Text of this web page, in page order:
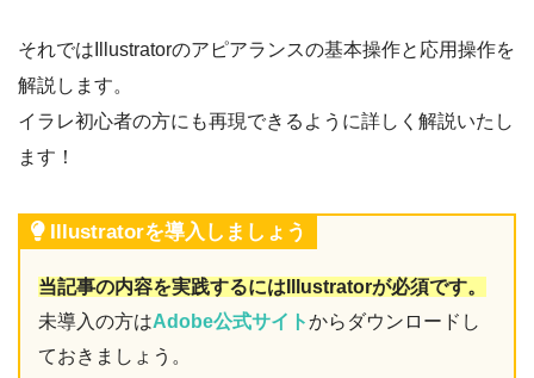
それではIllustratorのアピアランスの基本操作と応用操作を
解説します。
イラレ初心者の方にも再現できるように詳しく解説いたし
ます！
Illustratorを導入しましょう
当記事の内容を実践するにはIllustratorが必須です。
未導入の方はAdobe公式サイトからダウンロードし
ておきましょう。